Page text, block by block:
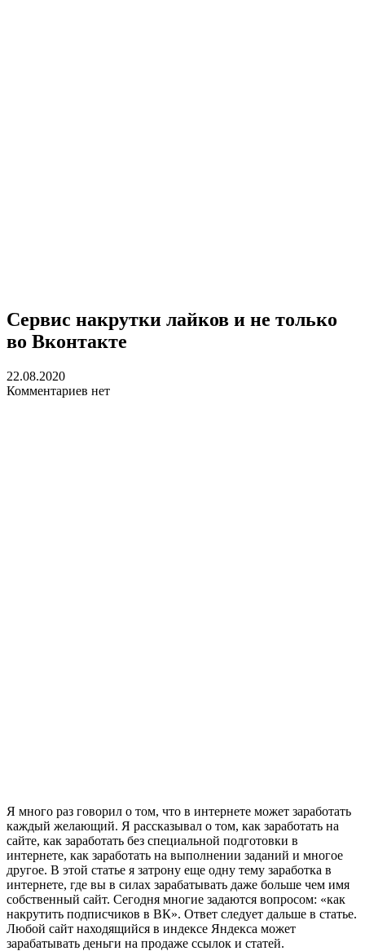
Сервис накрутки лайков и не только
во Вконтакте
22.08.2020
Комментариев нет
Я много раз говорил о том, что в интернете может заработать
каждый желающий. Я рассказывал о том, как заработать на
сайте, как заработать без специальной подготовки в
интернете, как заработать на выполнении заданий и многое
другое. В этой статье я затрону еще одну тему заработка в
интернете, где вы в силах зарабатывать даже больше чем имя
собственный сайт. Сегодня многие задаются вопросом: «как
накрутить подписчиков в ВК». Ответ следует дальше в статье.
Любой сайт находящийся в индексе Яндекса может
зарабатывать деньги на продаже ссылок и статей.